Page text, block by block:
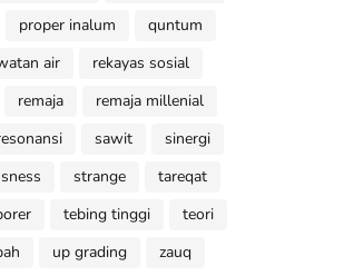
proper inalum
quntum
air
rekayas sosial
remaja
remaja millenial
sawit
sinergi
strange
tareqat
tebing tinggi
teori
up grading zauq